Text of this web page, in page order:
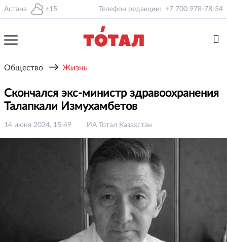
Астана +15 Телефон редакции: +7 700 978-78-54
Общество → Жизнь
Скончался экс-министр здравоохранения
Талапкали Измухамбетов
14 июня 2024, 15:49 ИА Тотал Казахстан